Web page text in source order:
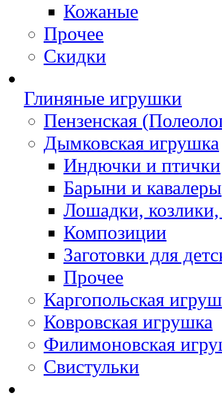
Кожаные
Прочее
Скидки
Глиняные игрушки
Пензенская
Дымковская игрушка
Индючки и птички
Барыни и кавалеры
Лошадки,
Композиции
Заготовки для
Прочее
Каргопольская
Ковровская игрушка
Филимоновская
Свистульки